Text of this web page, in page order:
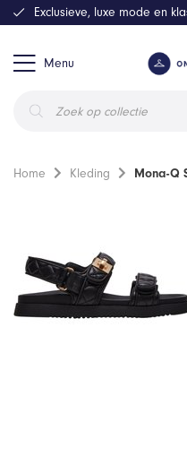
Menu
zoeken
Exclusieve, luxe mode en
Home Kleding Mona-Q